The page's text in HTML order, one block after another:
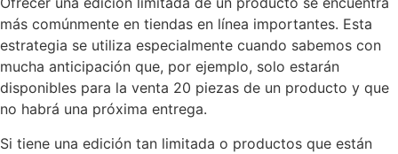
más comúnmente en tiendas en línea importantes. Esta
estrategia se utiliza especialmente cuando sabemos con
mucha anticipación que, por ejemplo, solo estarán
disponibles para la venta 20 piezas de un producto y que
no habrá una próxima entrega.
Si tiene una edición tan limitada o productos que están